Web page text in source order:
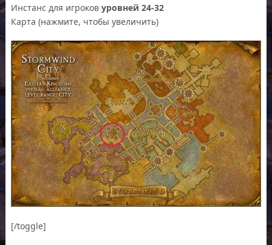
Инстанс для игроковуровней 24-32
Карта (нажмите, чтобы увеличить)
[/toggle]